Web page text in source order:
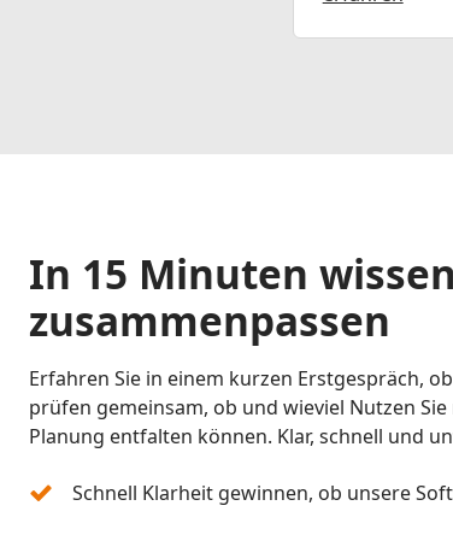
In 15 Minuten
zusammenpassen
Erfahren Sie in einem kurzen Erstgespräch,
prüfen gemeinsam, ob und wieviel Nutzen
Planung entfalten können. Klar, schnell und
Schnell Klarheit gewinnen, ob unsere